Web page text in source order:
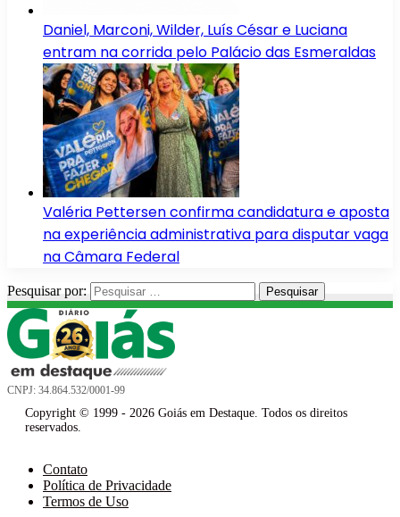
Daniel, Marconi, Wilder, Luís César e Luciana
entram na corrida pelo Palácio das Esmeraldas
Valéria Pettersen confirma candidatura e aposta
na experiência administrativa para disputar vaga
na Câmara Federal
Pesquisar por:
CNPJ: 34.864.532/0001-99
Copyright © 1999 - 2026 Goiás em Destaque. Todos os direitos
reservados.
Contato
Política de Privacidade
Termos de Uso